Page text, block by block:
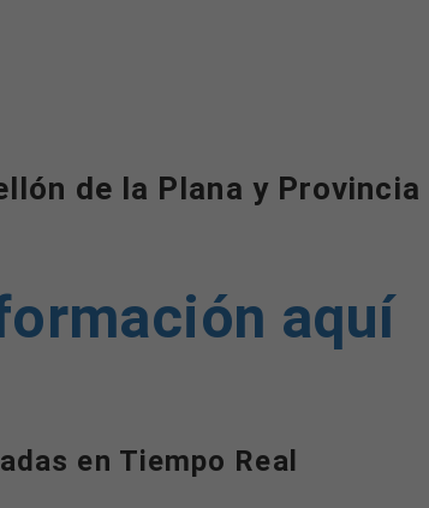
de la Plana y
aquí
en Tiempo Real